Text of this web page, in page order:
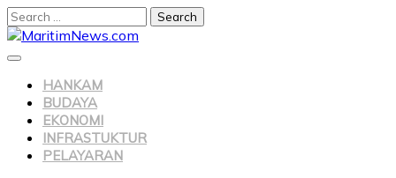
HANKAM
BUDAYA
EKONOMI
INFRASTUKTUR
PELAYARAN